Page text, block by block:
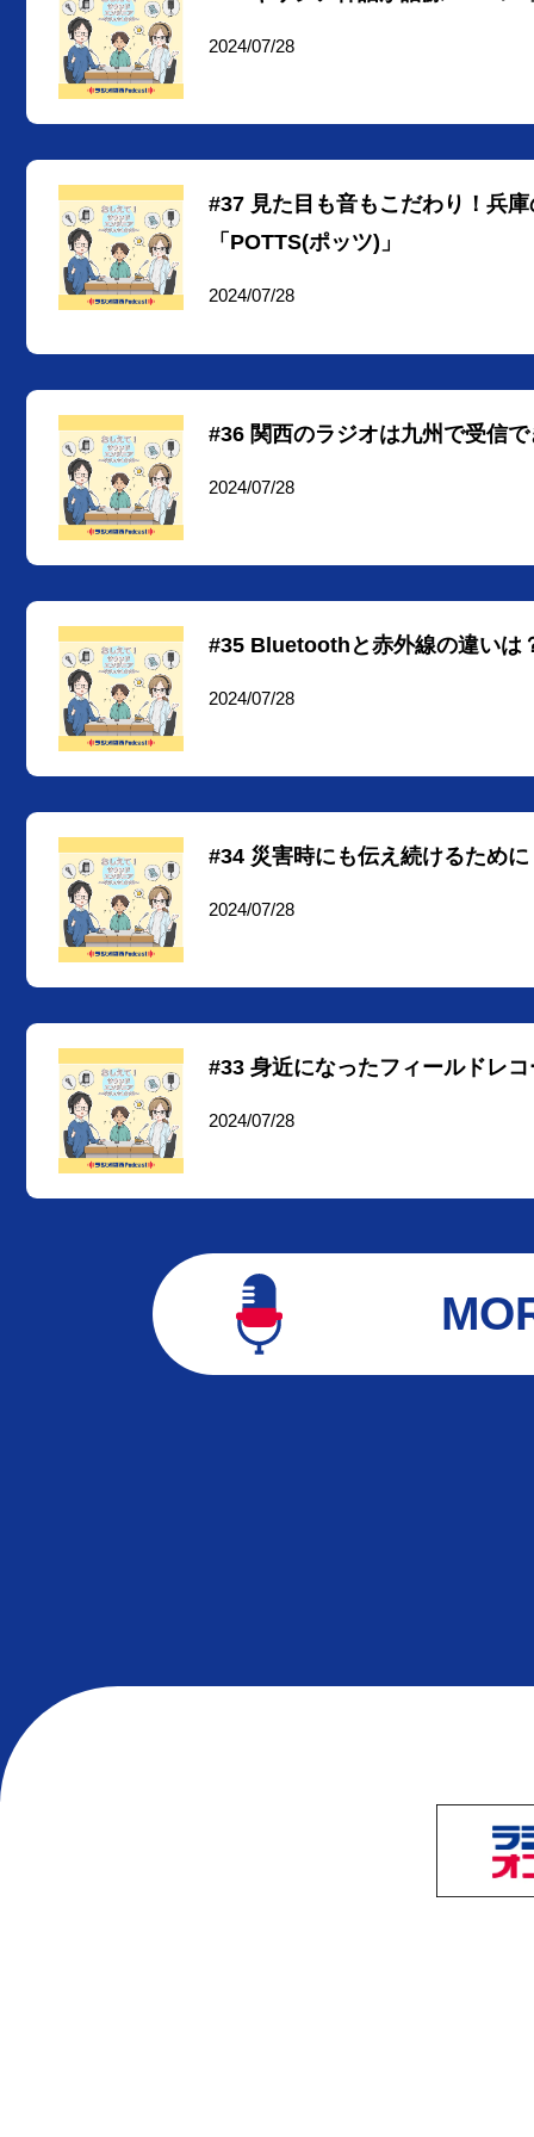
2024/07/28
#37 見た目も音もこだわり！兵
「POTTS(ポッツ)」
2024/07/28
#36 関西のラジオは九州で受信
2024/07/28
#35 Bluetoothと赤外線の違いは
2024/07/28
#34 災害時にも伝え続けるため
2024/07/28
#33 身近になったフィールドレ
2024/07/28